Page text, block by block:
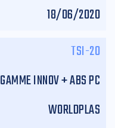
18/06/2020
TSI-20
GAMME INNOV + ABS PC
WORLDPLAS